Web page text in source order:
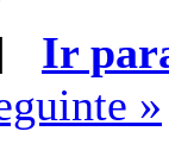
Ir
»